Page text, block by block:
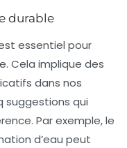
durable
essentiel pour
Cela implique des
dans nos
suggestions qui
Par exemple, le
d’eau peut